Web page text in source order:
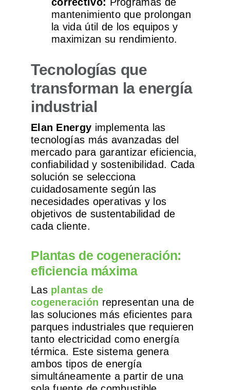
mantenimiento que prolongan
la vida útil de los equipos y
maximizan su rendimiento.
Tecnologías que
transforman la energía
industrial
Elan Energy implementa las
tecnologías más avanzadas del
mercado para garantizar eficiencia,
confiabilidad y sostenibilidad. Cada
solución se selecciona
cuidadosamente según las
necesidades operativas y los
objetivos de sustentabilidad de
cada cliente.
Plantas de cogeneración:
eficiencia máxima
Las plantas de
cogeneración representan una de
las soluciones más eficientes para
parques industriales que requieren
tanto electricidad como energía
térmica. Este sistema genera
ambos tipos de energía
simultáneamente a partir de una